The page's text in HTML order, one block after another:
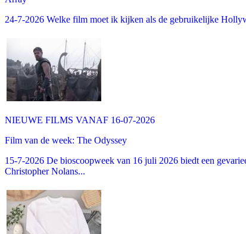
24-7-2026 Welke film moet ik kijken als de gebruikelijke
NIEUWE FILMS VANAF 16-07-2026
Film van de week: The Odyssey
15-7-2026 De bioscoopweek van 16 juli 2026 biedt een
Christopher Nolans...